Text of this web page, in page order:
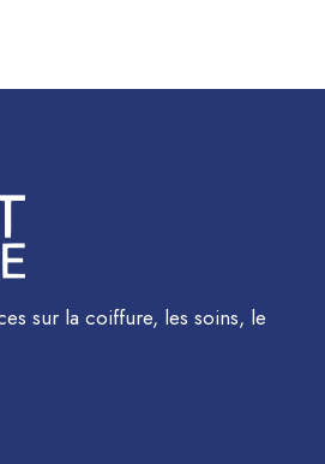
sur la coiffure, les soins, le